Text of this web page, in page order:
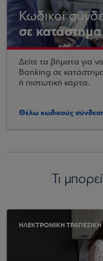
Κωδικοί
σε κατάστημα
Δείτε τα βήματα για
Banking σε
ή πιστωτική κάρτα.
Θέλω κωδικούς
Τι
ΗΛΕΚΤΡΟΝΙΚΗ ΤΡΑΠΕΖΙΚΗ